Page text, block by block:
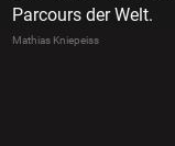
Parcours der Welt.
Mathias Kniepeiss